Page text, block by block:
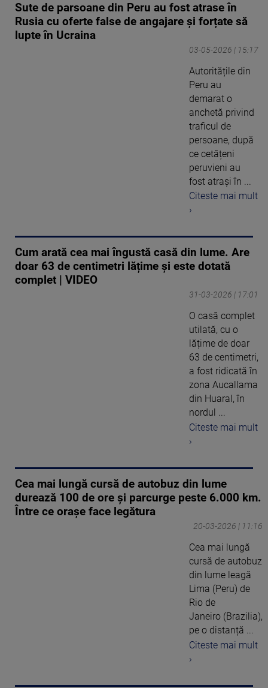
Sute de parsoane din Peru au fost atrase în
Rusia cu oferte false de angajare și forțate să
lupte în Ucraina
03-05-2026 | 15:17
Autoritățile din
Peru au
demarat o
anchetă privind
traficul de
persoane, după
ce cetățeni
peruvieni au
fost atrași în ...
Citeste mai mult
›
Cum arată cea mai îngustă casă din lume. Are
doar 63 de centimetri lățime și este dotată
complet | VIDEO
31-03-2026 | 17:01
O casă complet
utilată, cu o
lățime de doar
63 de centimetri,
a fost ridicată în
zona Aucallama
din Huaral, în
nordul ...
Citeste mai mult
›
Cea mai lungă cursă de autobuz din lume
durează 100 de ore și parcurge peste 6.000 km.
Între ce orașe face legătura
20-03-2026 | 11:16
Cea mai lungă
cursă de autobuz
din lume leagă
Lima (Peru) de
Rio de
Janeiro (Brazilia),
pe o distanță ...
Citeste mai mult
›